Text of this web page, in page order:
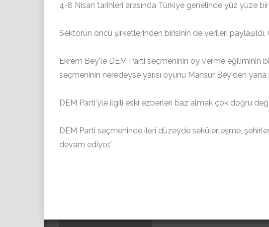
4-8 Nisan tarihleri arasında Türkiye genelinde yüz yüze
Sektörün öncü şirketlerinden birisinin de verileri
Ekrem Bey'le DEM Parti seçmeninin oy verme eğiliminin
seçmeninin neredeyse yarısı oyunu Mansur Bey'den yana
DEM Parti'yle ilgili eski ezberleri baz almak çok doğru
DEM Parti seçmeninde ileri düzeyde sekülerleşme,
devam ediyor.”